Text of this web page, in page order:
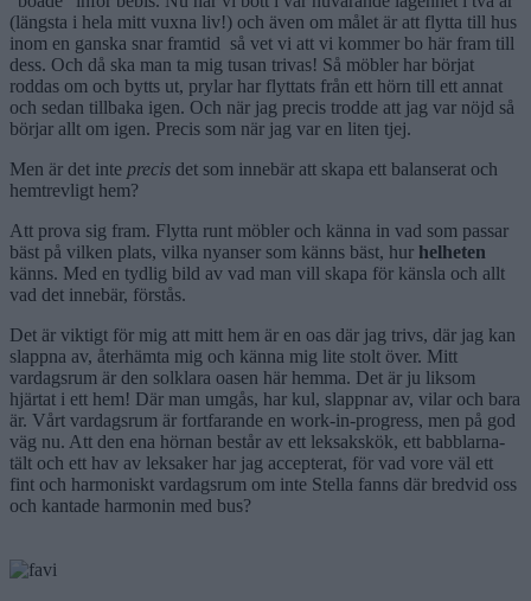
(längsta i hela mitt vuxna liv!) och även om målet är att flytta till hus
inom en ganska snar framtid så vet vi att vi kommer bo här fram till
dess. Och då ska man ta mig tusan trivas! Så möbler har börjat
roddas om och bytts ut, prylar har flyttats från ett hörn till ett annat
och sedan tillbaka igen. Och när jag precis trodde att jag var nöjd så
börjar allt om igen. Precis som när jag var en liten tjej.
Men är det inte precis det som innebär att skapa ett balanserat och
hemtrevligt hem?
Att prova sig fram. Flytta runt möbler och känna in vad som passar
bäst på vilken plats, vilka nyanser som känns bäst, hur helheten
känns. Med en tydlig bild av vad man vill skapa för känsla och allt
vad det innebär, förstås.
Det är viktigt för mig att mitt hem är en oas där jag trivs, där jag kan
slappna av, återhämta mig och känna mig lite stolt över. Mitt
vardagsrum är den solklara oasen här hemma. Det är ju liksom
hjärtat i ett hem! Där man umgås, har kul, slappnar av, vilar och bara
är. Vårt vardagsrum är fortfarande en work-in-progress, men på god
väg nu. Att den ena hörnan består av ett leksakskök, ett babblarna-
tält och ett hav av leksaker har jag accepterat, för vad vore väl ett
fint och harmoniskt vardagsrum om inte Stella fanns där bredvid oss
och kantade harmonin med bus?